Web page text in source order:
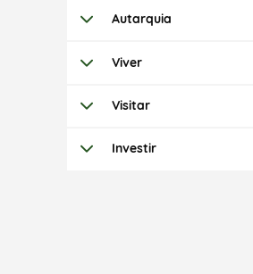
Autarquia
Viver
Visitar
Investir